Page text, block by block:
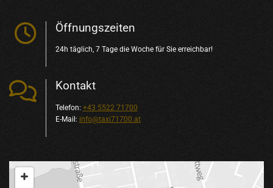
 Öffnungszeiten
24h täglich, 7 Tage die Woche für Sie erreichbar!
 Kontakt
Telefon: +43 5522 71700
E-Mail: info@taxi71700.at